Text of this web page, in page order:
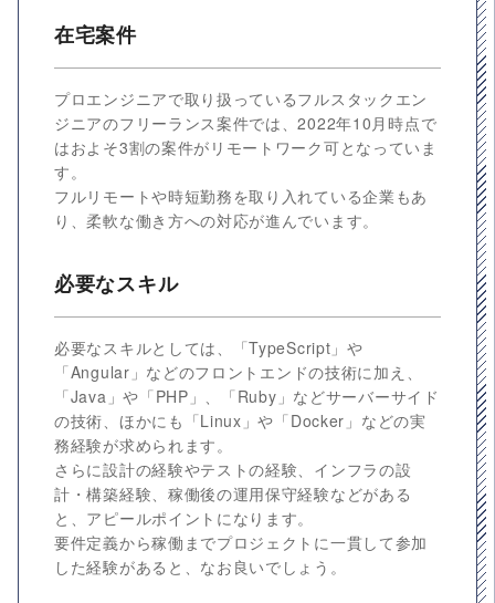
在宅案件
プロエンジニアで取り扱っているフルスタックエン
ジニアのフリーランス案件では、2022年10月時点で
はおよそ3割の案件がリモートワーク可となっていま
す。
フルリモートや時短勤務を取り入れている企業もあ
り、柔軟な働き方への対応が進んでいます。
必要なスキル
必要なスキルとしては、「TypeScript」や
「Angular」などのフロントエンドの技術に加え、
「Java」や「PHP」、「Ruby」などサーバーサイド
の技術、ほかにも「Linux」や「Docker」などの実
務経験が求められます。
さらに設計の経験やテストの経験、インフラの設
計・構築経験、稼働後の運用保守経験などがある
と、アピールポイントになります。
要件定義から稼働までプロジェクトに一貫して参加
した経験があると、なお良いでしょう。